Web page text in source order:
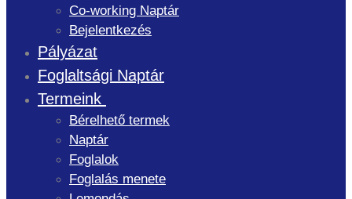
Co-working Naptár
Bejelentkezés
Pályázat
Foglaltsági Naptár
Termeink
Bérelhető termek
Naptár
Foglalok
Foglalás menete